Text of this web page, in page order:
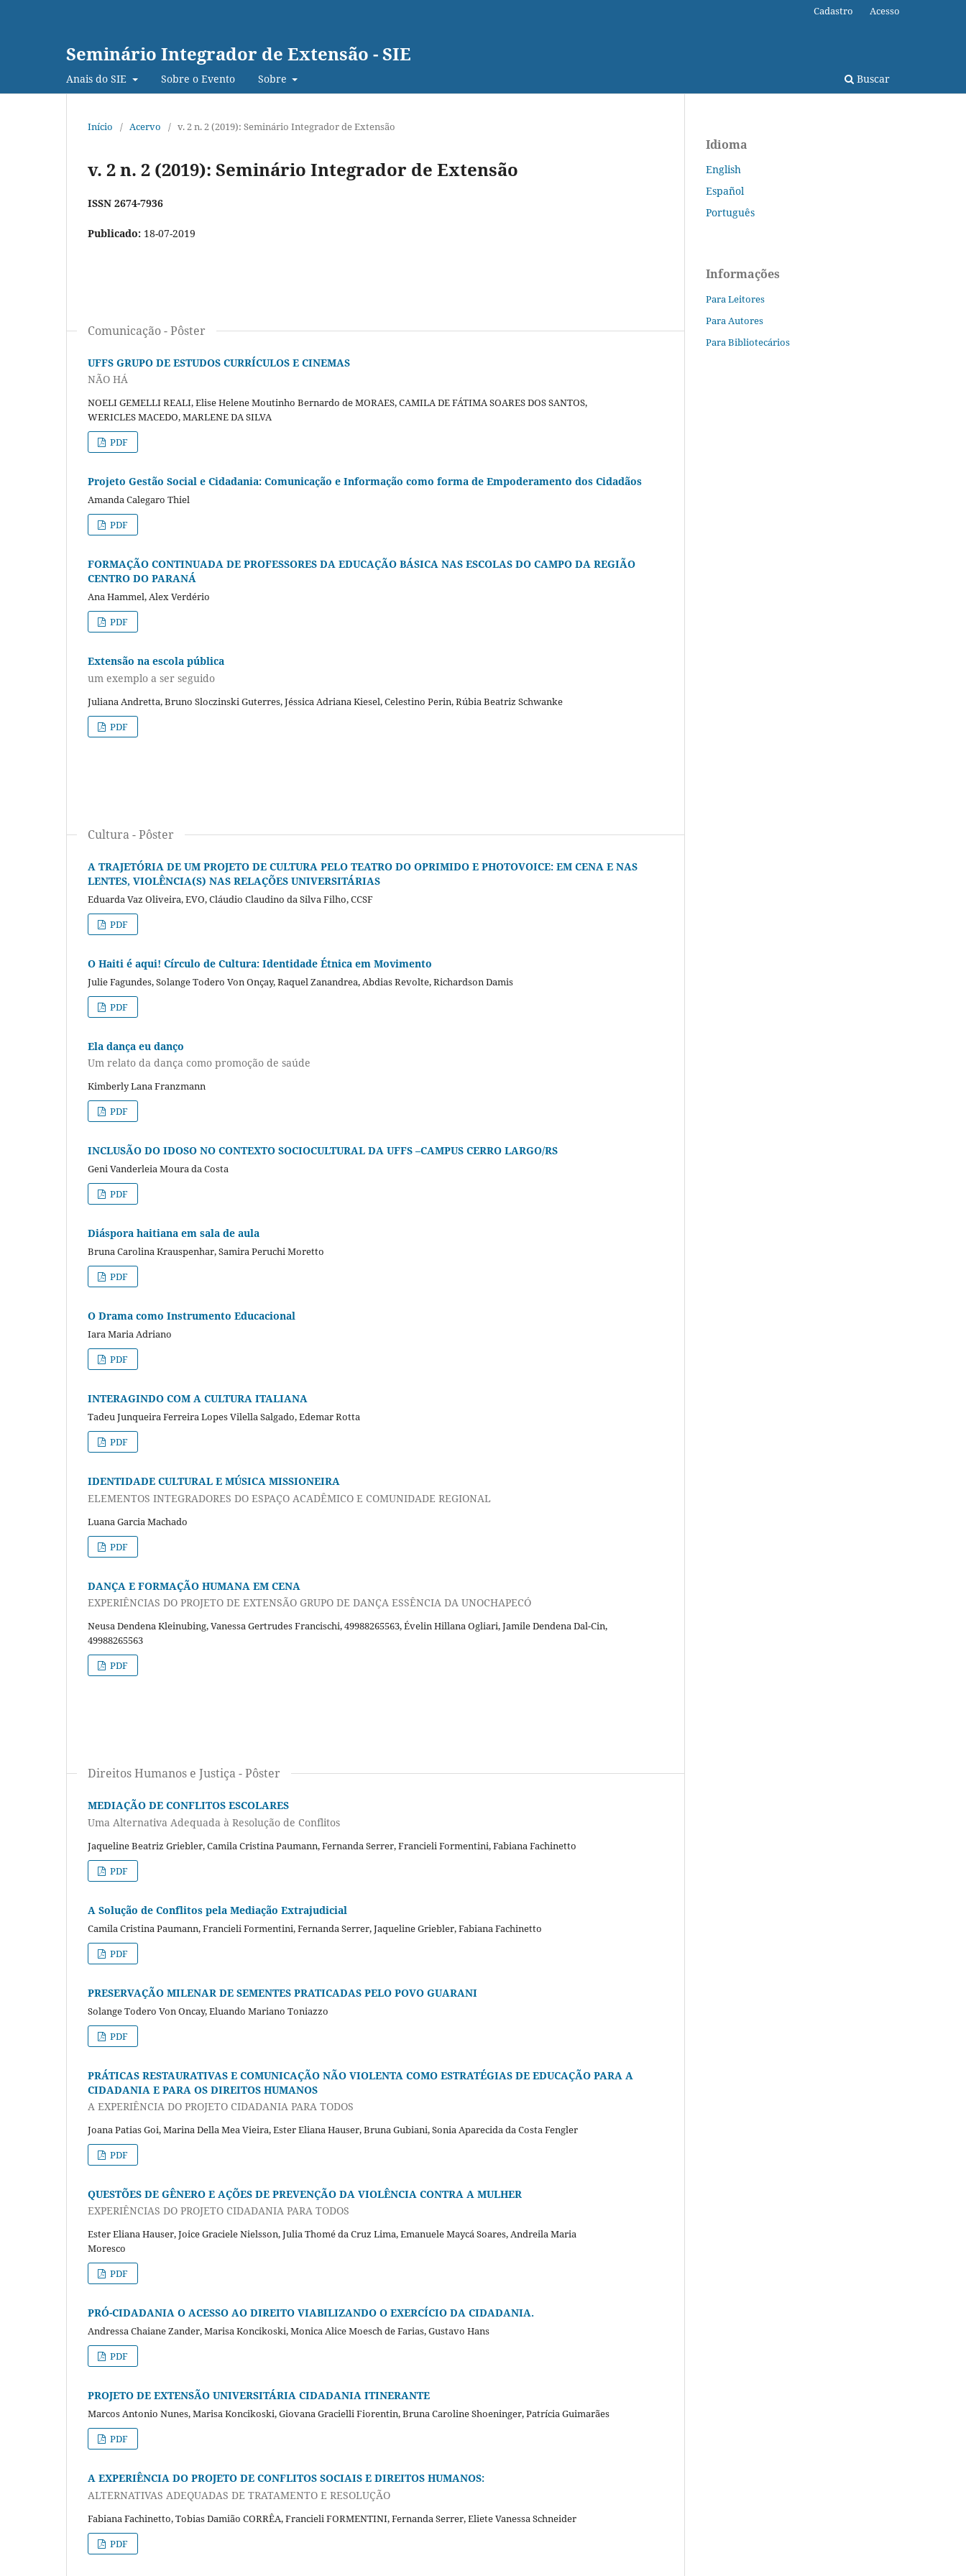
Seminário Integrador de Extensão - SIE
Anais do SIE Sobre o Evento Sobre Buscar
Cadastro Acesso
Início / Acervo / v. 2 n. 2 (2019): Seminário Integrador de Extensão
v. 2 n. 2 (2019): Seminário Integrador de Extensão
ISSN 2674-7936
Publicado: 18-07-2019
Comunicação - Pôster
UFFS GRUPO DE ESTUDOS CURRÍCULOS E CINEMAS
NÃO HÁ
NOELI GEMELLI REALI, Elise Helene Moutinho Bernardo de MORAES, CAMILA DE FÁTIMA SOARES DOS SANTOS,
WERICLES MACEDO, MARLENE DA SILVA
PDF
Projeto Gestão Social e Cidadania: Comunicação e Informação como forma de Empoderamento dos Cidadãos
Amanda Calegaro Thiel
PDF
FORMAÇÃO CONTINUADA DE PROFESSORES DA EDUCAÇÃO BÁSICA NAS ESCOLAS DO CAMPO DA REGIÃO
CENTRO DO PARANÁ
Ana Hammel, Alex Verdério
PDF
Extensão na escola pública
um exemplo a ser seguido
Juliana Andretta, Bruno Sloczinski Guterres, Jéssica Adriana Kiesel, Celestino Perin, Rúbia Beatriz Schwanke
PDF
Cultura - Pôster
A TRAJETÓRIA DE UM PROJETO DE CULTURA PELO TEATRO DO OPRIMIDO E PHOTOVOICE: EM CENA E NAS
LENTES, VIOLÊNCIA(S) NAS RELAÇÕES UNIVERSITÁRIAS
Eduarda Vaz Oliveira, EVO, Cláudio Claudino da Silva Filho, CCSF
PDF
O Haiti é aqui! Círculo de Cultura: Identidade Étnica em Movimento
Julie Fagundes, Solange Todero Von Onçay, Raquel Zanandrea, Abdias Revolte, Richardson Damis
PDF
Ela dança eu danço
Um relato da dança como promoção de saúde
Kimberly Lana Franzmann
PDF
INCLUSÃO DO IDOSO NO CONTEXTO SOCIOCULTURAL DA UFFS –CAMPUS CERRO LARGO/RS
Geni Vanderleia Moura da Costa
PDF
Diáspora haitiana em sala de aula
Bruna Carolina Krauspenhar, Samira Peruchi Moretto
PDF
O Drama como Instrumento Educacional
Iara Maria Adriano
PDF
INTERAGINDO COM A CULTURA ITALIANA
Tadeu Junqueira Ferreira Lopes Vilella Salgado, Edemar Rotta
PDF
IDENTIDADE CULTURAL E MÚSICA MISSIONEIRA
ELEMENTOS INTEGRADORES DO ESPAÇO ACADÊMICO E COMUNIDADE REGIONAL
Luana Garcia Machado
PDF
DANÇA E FORMAÇÃO HUMANA EM CENA
EXPERIÊNCIAS DO PROJETO DE EXTENSÃO GRUPO DE DANÇA ESSÊNCIA DA UNOCHAPECÓ
Neusa Dendena Kleinubing, Vanessa Gertrudes Francischi, 49988265563, Évelin Hillana Ogliari, Jamile Dendena Dal-Cin,
49988265563
PDF
Direitos Humanos e Justiça - Pôster
MEDIAÇÃO DE CONFLITOS ESCOLARES
Uma Alternativa Adequada à Resolução de Conflitos
Jaqueline Beatriz Griebler, Camila Cristina Paumann, Fernanda Serrer, Francieli Formentini, Fabiana Fachinetto
PDF
A Solução de Conflitos pela Mediação Extrajudicial
Camila Cristina Paumann, Francieli Formentini, Fernanda Serrer, Jaqueline Griebler, Fabiana Fachinetto
PDF
PRESERVAÇÃO MILENAR DE SEMENTES PRATICADAS PELO POVO GUARANI
Solange Todero Von Oncay, Eluando Mariano Toniazzo
PDF
PRÁTICAS RESTAURATIVAS E COMUNICAÇÃO NÃO VIOLENTA COMO ESTRATÉGIAS DE EDUCAÇÃO PARA A
CIDADANIA E PARA OS DIREITOS HUMANOS
A EXPERIÊNCIA DO PROJETO CIDADANIA PARA TODOS
Joana Patias Goi, Marina Della Mea Vieira, Ester Eliana Hauser, Bruna Gubiani, Sonia Aparecida da Costa Fengler
PDF
QUESTÕES DE GÊNERO E AÇÕES DE PREVENÇÃO DA VIOLÊNCIA CONTRA A MULHER
EXPERIÊNCIAS DO PROJETO CIDADANIA PARA TODOS
Ester Eliana Hauser, Joice Graciele Nielsson, Julia Thomé da Cruz Lima, Emanuele Maycá Soares, Andreila Maria
Moresco
PDF
PRÓ-CIDADANIA O ACESSO AO DIREITO VIABILIZANDO O EXERCÍCIO DA CIDADANIA.
Andressa Chaiane Zander, Marisa Koncikoski, Monica Alice Moesch de Farias, Gustavo Hans
PDF
PROJETO DE EXTENSÃO UNIVERSITÁRIA CIDADANIA ITINERANTE
Marcos Antonio Nunes, Marisa Koncikoski, Giovana Gracielli Fiorentin, Bruna Caroline Shoeninger, Patrícia Guimarães
PDF
A EXPERIÊNCIA DO PROJETO DE CONFLITOS SOCIAIS E DIREITOS HUMANOS:
ALTERNATIVAS ADEQUADAS DE TRATAMENTO E RESOLUÇÃO
Fabiana Fachinetto, Tobias Damião CORRÊA, Francieli FORMENTINI, Fernanda Serrer, Eliete Vanessa Schneider
PDF
Idioma
English
Español
Português
Informações
Para Leitores
Para Autores
Para Bibliotecários